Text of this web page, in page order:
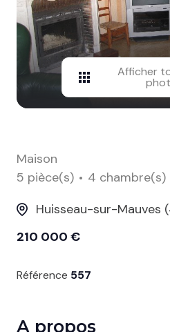
Afficher
Maison
5 pièce(s)
4 chambre(s)
Huisseau-sur-Mauves
210 000 €
Référence 557
A propos